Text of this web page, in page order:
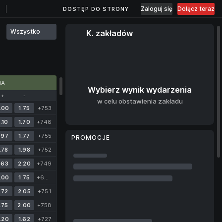
DOSTĘP DO STRONY Zaloguj się Dołącz teraz
Wszystko
+ -
1.75
+753
1.70
+748
1.77
+755
1.98
+752
2.20
+749
1.75
2.05
+751
2.00
+758
1.62
+727
K. zakładów
Wybierz wynik wydarzenia
w celu obstawienia zakładu
PROMOCJE